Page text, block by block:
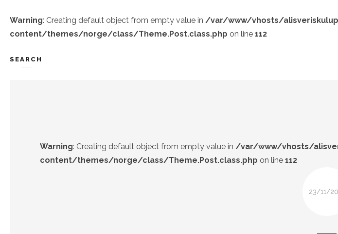
Warning: Creating default object from empty value in /var/www/vhosts/
content/themes/norge/class/Theme.Post.class.php on line 112
SEARCH
Warning: Creating default object from empty value in /var/www/vhosts/
content/themes/norge/class/Theme.Post.class.php on line 112
23/11/